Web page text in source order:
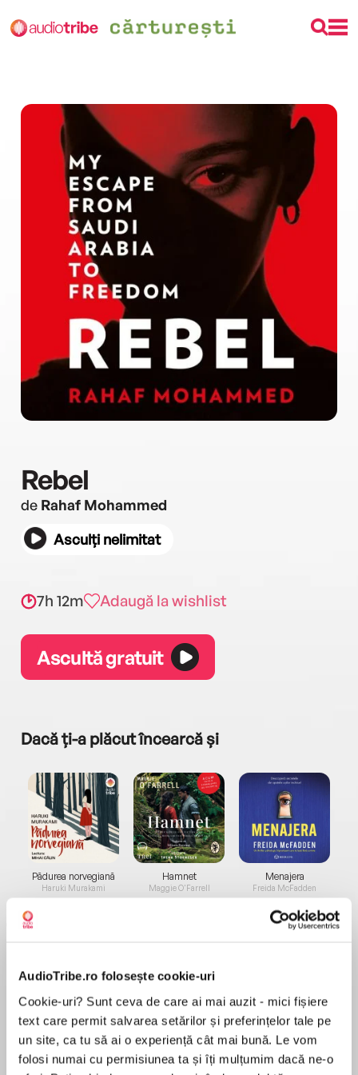
AudioTribe.ro folosește cookie-uri
Cookie-uri? Sunt ceva de care ai mai auzit - mici fișiere
text care permit salvarea setărilor și preferințelor tale pe
un site, ca tu să ai o experiență cât mai bună. Le vom
folosi numai cu permisiunea ta și îți mulțumim dacă ne-o
Rebel
de Rahaf Mohammed
Asculți nelimitat
7h 12m Adaugă la wishlist
Ascultă gratuit
Dacă ți-a plăcut încearcă și
Pădurea norvegiană
Haruki Murakami
Elita de Argint (Elita
de...
Dani Francis
Hamnet
Maggie O'Farrell
Diavolul se îmbracă de
la...
Lauren Weisberger
Menajera
Freida McFadden
Migdală
Sohn Won-pyung